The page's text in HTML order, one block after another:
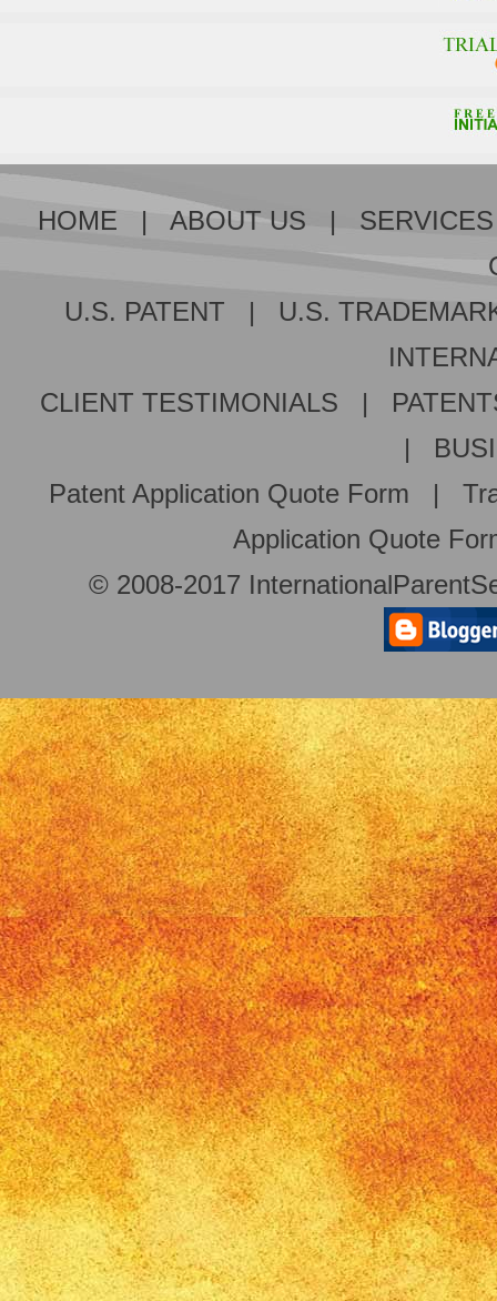
HOME | ABOUT US | SERVICES
U.S. PATENT | U.S.
CLIENT TESTIMONIALS |
|
Patent Application Quote Form |
Application Quote
© 2008-2017